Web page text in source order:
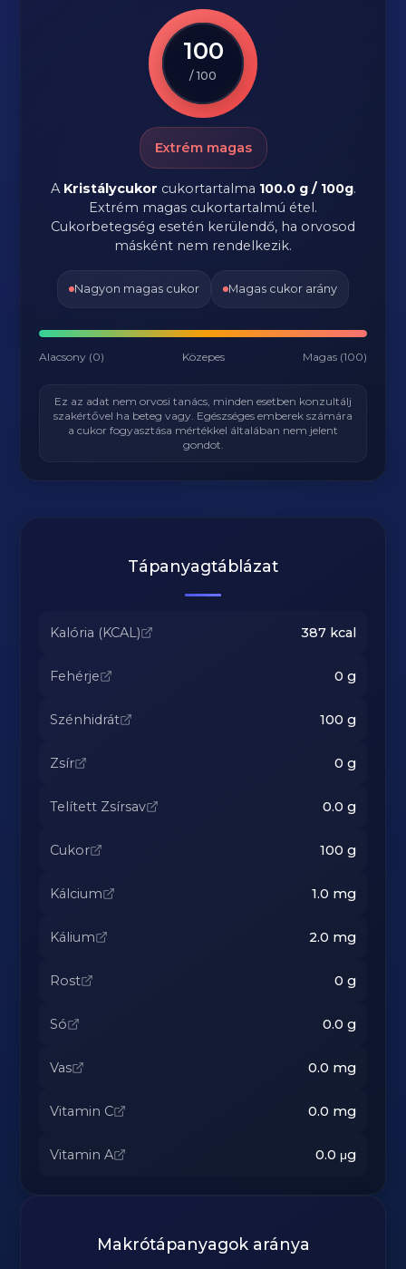
100
/ 100
Extrém magas
A Kristálycukor cukortartalma 100.0 g / 100g.
Extrém magas cukortartalmú étel.
Cukorbetegség esetén kerülendő, ha orvosod
másként nem rendelkezik.
Nagyon magas cukor Magas cukor arány
Alacsony (0) Közepes Magas (100)
Ez az adat nem orvosi tanács, minden esetben konzultálj
szakértővel ha beteg vagy. Egészséges emberek számára
a cukor fogyasztása mértékkel általában nem jelent
gondot.
Tápanyagtáblázat
Kalória (KCAL) 387kcal
Fehérje 0 g
Szénhidrát 100 g
Zsír 0 g
Telített Zsírsav 0.0 g
Cukor 100 g
Kálcium 1.0 mg
Kálium 2.0 mg
Rost 0 g
Só 0.0 g
Vas 0.0 mg
Vitamin C 0.0 mg
Vitamin A 0.0 μg
Makrótápanyagok aránya